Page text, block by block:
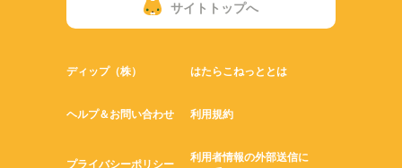
サイトトップへ
ディップ（株） はたらこねっととは
ヘルプ＆お問い合わせ 利用規約
プライバシーポリシー
利用者情報の外部送信に